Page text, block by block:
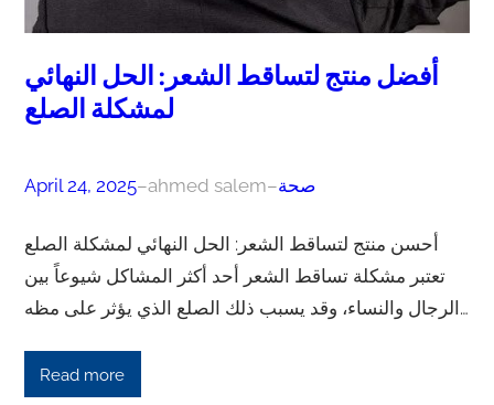
أفضل منتج لتساقط الشعر: الحل النهائي
لمشكلة الصلع
April 24, 2025–ahmed salem–صحة
أحسن منتج لتساقط الشعر: الحل النهائي لمشكلة الصلع
تعتبر مشكلة تساقط الشعر أحد أكثر المشاكل شيوعاً بين
الرجال والنساء، وقد يسبب ذلك الصلع الذي يؤثر على مظه…
Read more